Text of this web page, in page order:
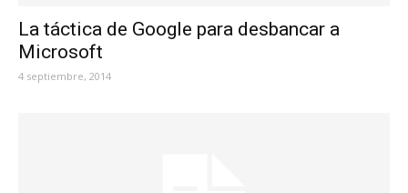
La táctica de Google para desbancar a
Microsoft
4 septiembre, 2014